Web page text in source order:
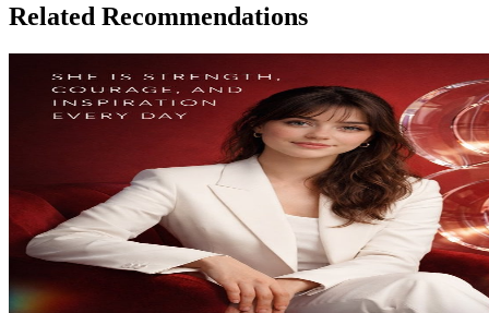
Related Recommendations